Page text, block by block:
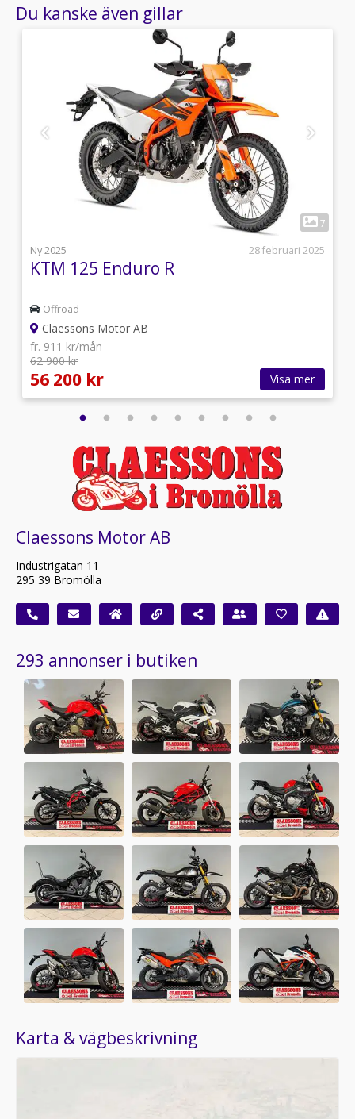
Du kanske även gillar
7
Ny 2025
28 februari 2025
KTM 125 Enduro R
Offroad
Claessons Motor AB
fr. 911 kr/mån
62 900 kr
56 200 kr Visa mer
Claessons Motor AB
Industrigatan 11
295 39 Bromölla
293 annonser i butiken
Karta & vägbeskrivning